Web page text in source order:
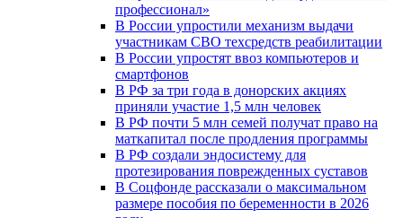
профессионал»
В России упростили механизм выдачи
участникам СВО техсредств реабилитации
В России упростят ввоз компьютеров и
смартфонов
В РФ за три года в донорских акциях
приняли участие 1,5 млн человек
В РФ почти 5 млн семей получат право на
маткапитал после продления программы
В РФ создали эндосистему для
протезирования поврежденных суставов
В Соцфонде рассказали о максимальном
размере пособия по беременности в 2026